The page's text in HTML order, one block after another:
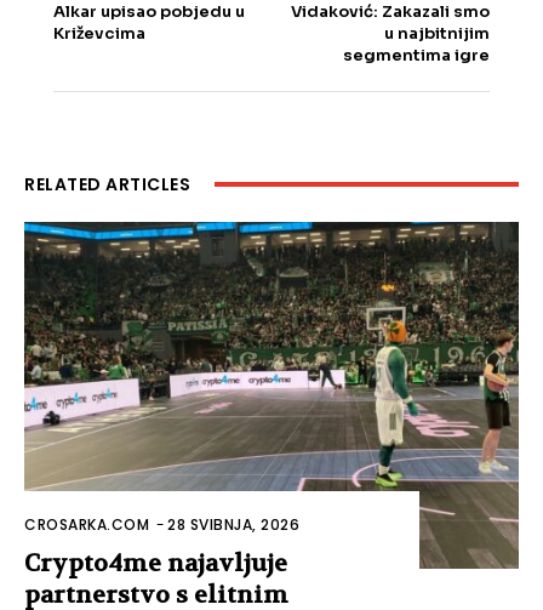
Alkar upisao pobjedu u
Križevcima
Vidaković: Zakazali smo
u najbitnijim
segmentima igre
RELATED ARTICLES
CROSARKA.COM -28 SVIBNJA, 2026
Crypto4me najavljuje
partnerstvo s elitnim